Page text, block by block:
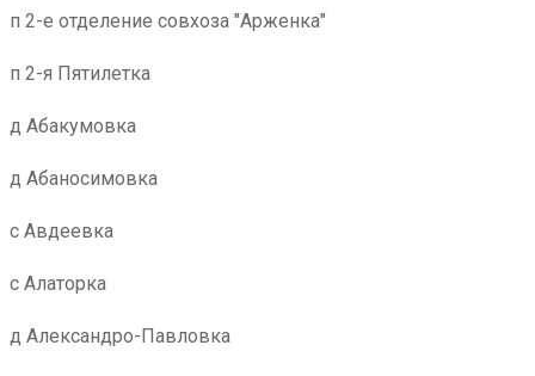
п 2-е отделение совхоза "Арженка"
п 2-я Пятилетка
д Абакумовка
д Абаносимовка
с Авдеевка
с Алаторка
д Александро-Павловка